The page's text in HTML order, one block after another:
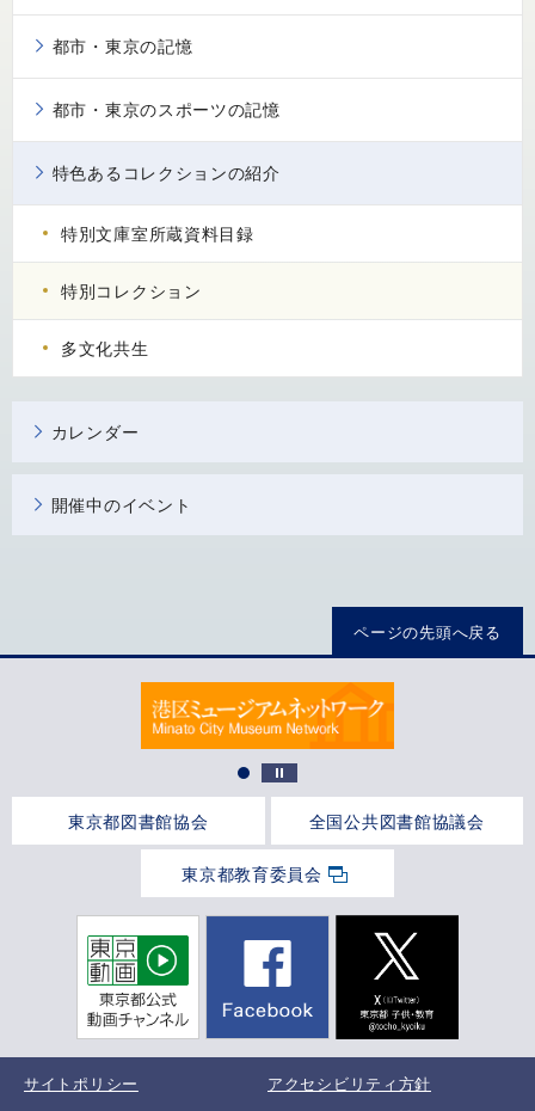
都市・東京の記憶
都市・東京のスポーツの記憶
特色あるコレクションの紹介
特別文庫室所蔵資料目録
特別コレクション
多文化共生
カレンダー
開催中のイベント
ページの先頭へ戻る
東京都図書館協会 全国公共図書館協議会
東京都教育委員会
サイトポリシー
アクセシビリティ方針